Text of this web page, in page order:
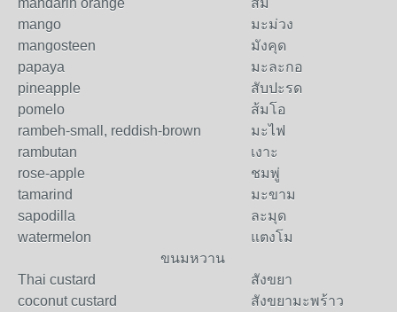
mandarin orange
ส้ม
mango
มะม่วง
mangosteen
มังคุด
papaya
มะละกอ
pineapple
สับปะรด
pomelo
ส้มโอ
rambeh-small, reddish-brown
มะไฟ
rambutan
เงาะ
rose-apple
ชมพู่
tamarind
มะขาม
sapodilla
ละมุด
watermelon
แตงโม
ขนมหวาน
Thai custard
สังขยา
coconut custard
สังขยามะพร้าว